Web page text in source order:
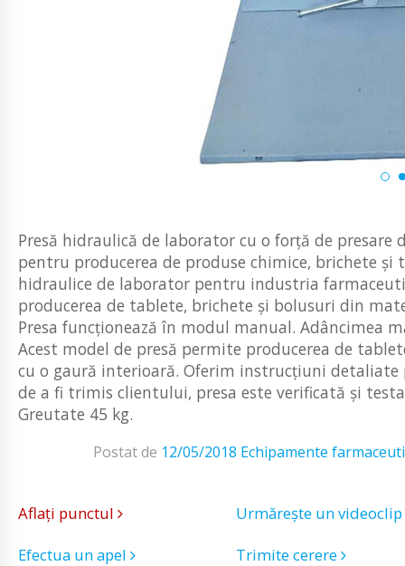
Presă hidraulică de laborator cu o forță de
pentru producerea de produse chimice, brichete
hidraulice de laborator pentru industria
producerea de tablete, brichete și bolusuri din
Presa funcționează în modul manual. Adâncimea
Acest model de presă permite producerea de
cu o gaură interioară. Oferim instrucțiuni
de a fi trimis clientului, presa este verificată și
Greutate 45 kg.
Postat de 12/05/2018 Echipamente
Aflați punctul
Urmărește un videoclip
Efectua un apel
Trimite cerere